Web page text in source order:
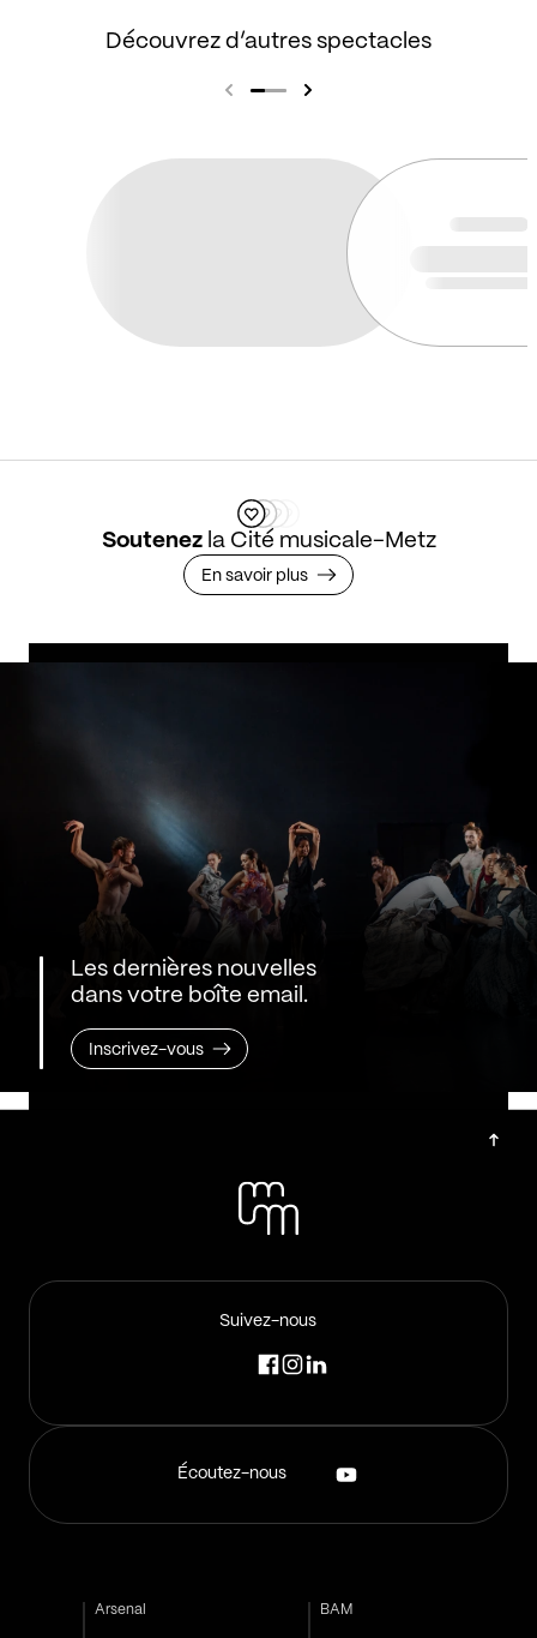
Découvrez d’autres spectacles
Soutenezla Cité musicale-Metz
En savoir plus
Les dernières nouvelles
dans votre boîte email.
Inscrivez-vous
Suivez-nous
Écoutez-nous
Arsenal BAM